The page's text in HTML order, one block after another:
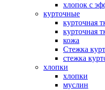
хлопок с
курточные
курточная
курточная
кожа
Стежка
стежка
хлопки
хлопки
муслин